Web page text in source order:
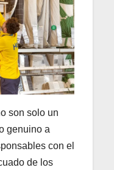
son solo un
genuino a
con el
de los